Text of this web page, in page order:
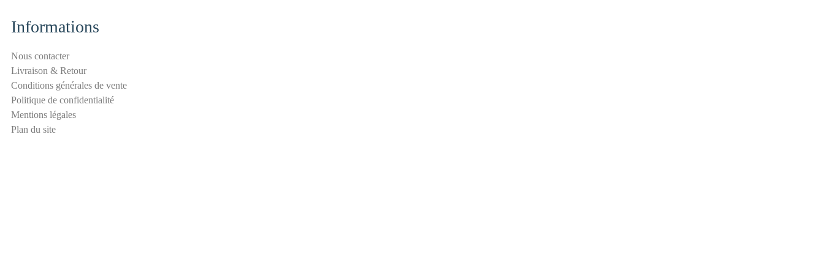
s
a
m
E
-
m
a
Informations
Nous contacter
Livraison & Retour
Conditions générales de vente
Politique de confidentialité
Mentions légales
Plan du site